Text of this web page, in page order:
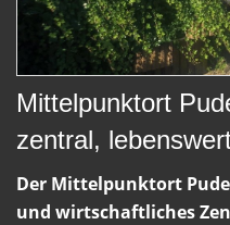
Mittelpunktort
zentral,
Der Mittelpunktort
und wirtschaftliches